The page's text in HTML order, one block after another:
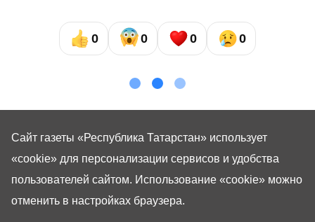
0 0 0 0
Сайт газеты «Республика Татарстан» использует
«cookie» для персонализации сервисов и удобства
пользователей сайтом. Использование «cookie» можно
отменить в настройках браузера.